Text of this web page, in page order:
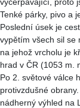
Tenké párky, pivo a
Poslední úsek je
vypětím všech sil se
na jehož vrcholu je
hrad v ČR (1053 m.
Po 2. světové válce
protivzdušné
nádherný výhled na